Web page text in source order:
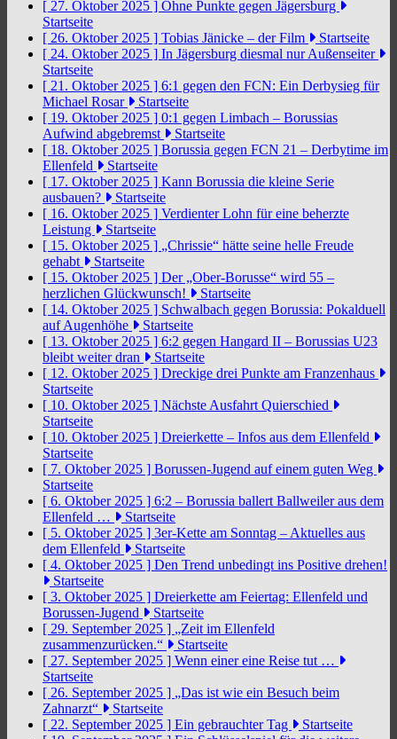
[ 27. Oktober 2025 ] Ohne Punkte gegen Jägersburg
Startseite
[ 26. Oktober 2025 ] Tobias Jänicke – der Film
Startseite
[ 24. Oktober 2025 ] In Jägersburg diesmal nur Außenseiter
Startseite
[ 21. Oktober 2025 ] 6:1 gegen den FCN: Ein Derbysieg für
Michael Rosar
Startseite
[ 19. Oktober 2025 ] 0:1 gegen Limbach – Borussias
Aufwind abgebremst
Startseite
[ 18. Oktober 2025 ] Borussia gegen FCN 21 – Derbytime im
Ellenfeld
Startseite
[ 17. Oktober 2025 ] Kann Borussia die kleine Serie
ausbauen?
Startseite
[ 16. Oktober 2025 ] Verdienter Lohn für eine beherzte
Leistung
Startseite
[ 15. Oktober 2025 ] „Chrissie“ hätte seine helle Freude
gehabt
Startseite
[ 15. Oktober 2025 ] Der „Ober-Borusse“ wird 55 –
herzlichen Glückwunsch!
Startseite
[ 14. Oktober 2025 ] Schwalbach gegen Borussia: Pokalduell
auf Augenhöhe
Startseite
[ 13. Oktober 2025 ] 6:2 gegen Hangard II – Borussias U23
bleibt weiter dran
Startseite
[ 12. Oktober 2025 ] Dreckige drei Punkte am Franzenhaus
Startseite
[ 10. Oktober 2025 ] Nächste Ausfahrt Quierschied
Startseite
[ 10. Oktober 2025 ] Dreierkette – Infos aus dem Ellenfeld
Startseite
[ 7. Oktober 2025 ] Borussen-Jugend auf einem guten Weg
Startseite
[ 6. Oktober 2025 ] 6:2 – Borussia ballert Ballweiler aus dem
Ellenfeld …
Startseite
[ 5. Oktober 2025 ] 3er-Kette am Sonntag – Aktuelles aus
dem Ellenfeld
Startseite
[ 4. Oktober 2025 ] Den Trend unbedingt ins Positive drehen!
Startseite
[ 3. Oktober 2025 ] Dreierkette am Feiertag: Ellenfeld und
Borussen-Jugend
Startseite
[ 29. September 2025 ] „Zeit im Ellenfeld
zusammenzurücken.“
Startseite
[ 27. September 2025 ] Wenn einer eine Reise tut …
Startseite
[ 26. September 2025 ] „Das ist wie ein Besuch beim
Zahnarzt“
Startseite
[ 22. September 2025 ] Ein gebrauchter Tag
Startseite